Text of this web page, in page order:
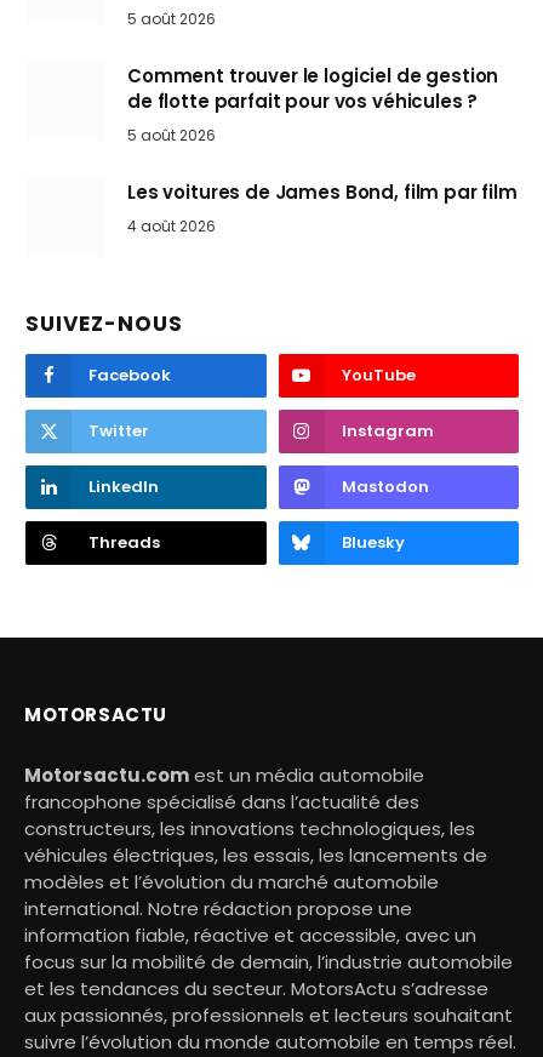
5 août 2026
Comment trouver le logiciel de gestion
de flotte parfait pour vos véhicules ?
5 août 2026
Les voitures de James Bond, film par film
4 août 2026
SUIVEZ-NOUS
Facebook YouTube
Twitter Instagram
LinkedIn Mastodon
Threads Bluesky
MOTORSACTU
Motorsactu.comest un média automobile
francophone spécialisé dans l’actualité des
constructeurs, les innovations technologiques, les
véhicules électriques, les essais, les lancements de
modèles et l’évolution du marché automobile
international. Notre rédaction propose une
information fiable, réactive et accessible, avec un
focus sur la mobilité de demain, l’industrie automobile
et les tendances du secteur. MotorsActu s’adresse
aux passionnés, professionnels et lecteurs souhaitant
suivre l’évolution du monde automobile en temps réel.